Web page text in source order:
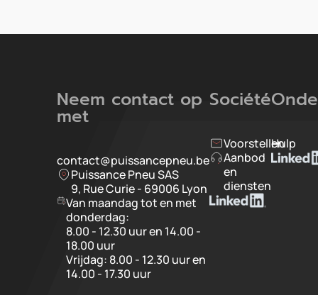
Neem contact op
met
contact@puissancepneu.be
Puissance Pneu SAS
9, Rue Curie - 69006 Lyon
Van maandag tot en met
donderdag:
8.00 - 12.30 uur en 14.00 -
18.00 uur
Vrijdag: 8.00 - 12.30 uur en
14.00 - 17.30 uur
Société
Voorstellen
Aanbod
en
diensten
Hulp